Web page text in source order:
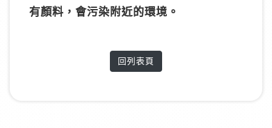
有顏料，會污染附近的環境。
回列表頁